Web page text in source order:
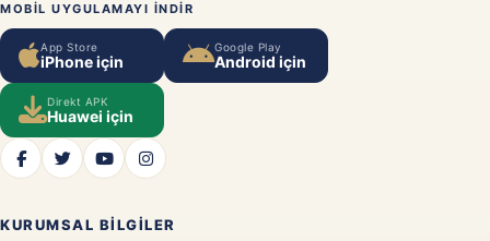
MOBIL UYGULAMAYI INDIR
App Store
iPhone için
Google Play
Android için
Direkt APK
Huawei için
KURUMSAL BILGILER